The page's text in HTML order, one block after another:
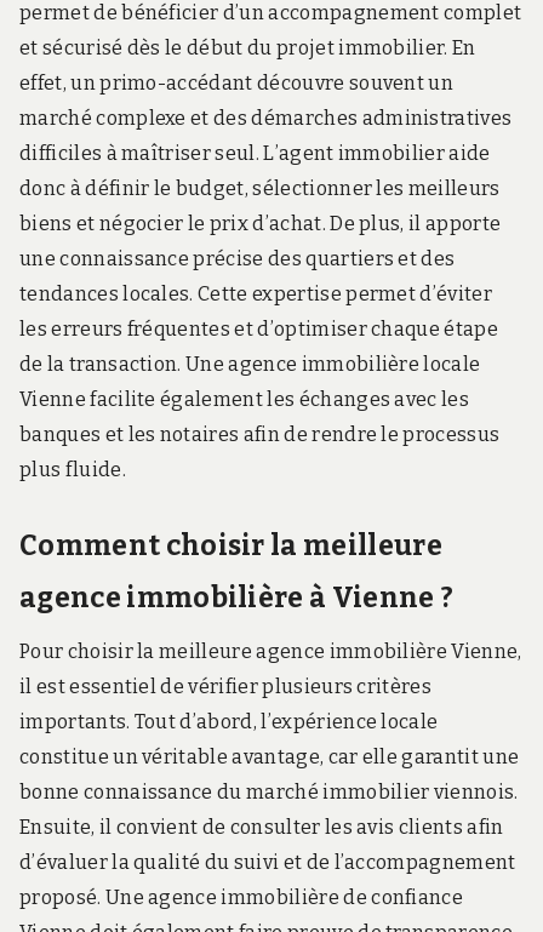
permet de bénéficier d’un accompagnement complet
et sécurisé dès le début du projet immobilier. En
effet, un primo-accédant découvre souvent un
marché complexe et des démarches administratives
difficiles à maîtriser seul. L’agent immobilier aide
donc à définir le budget, sélectionner les meilleurs
biens et négocier le prix d’achat. De plus, il apporte
une connaissance précise des quartiers et des
tendances locales. Cette expertise permet d’éviter
les erreurs fréquentes et d’optimiser chaque étape
de la transaction. Une agence immobilière locale
Vienne facilite également les échanges avec les
banques et les notaires afin de rendre le processus
plus fluide.
Comment choisir la meilleure
agence immobilière à Vienne ?
Pour choisir la meilleure agence immobilière Vienne,
il est essentiel de vérifier plusieurs critères
importants. Tout d’abord, l’expérience locale
constitue un véritable avantage, car elle garantit une
bonne connaissance du marché immobilier viennois.
Ensuite, il convient de consulter les avis clients afin
d’évaluer la qualité du suivi et de l’accompagnement
proposé. Une agence immobilière de confiance